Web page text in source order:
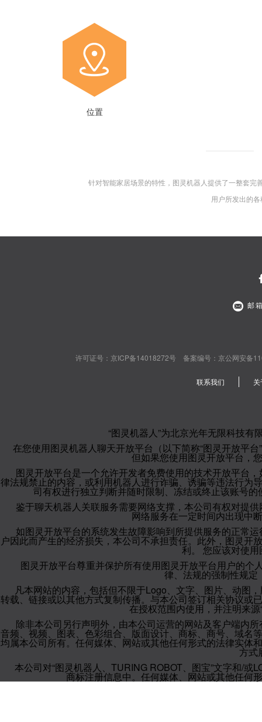
位置
针对智能家居场景的特性，图灵机器人提供了一整套
用户所发出的
邮
许可证号：京ICP备14018272号 备案编号：京公网安备
联系我们
“图灵机器人”为北京光年无限科技有
在您使用图灵机器人聊天开放平台（以下简称“图灵开放平
但如果您使用图灵开放平台，
图灵开放平台是一个允许开发者免费使用的技术开放平台
律法规禁止的内容，或利用机器人进行诈骗、诱骗等违法行为
司有权进行独立判断并随时限制、冻结或终止该账号
鉴于聊天机器人关联服务需要网络支撑，本公司有权对提
网络服务在一定时间内出现中
如图灵开放平台的系统发生故障影响到所提供服务的正常
户因此而产生的经济损失，本公司不承担责任。此外，图灵
利。 您应该对使
图灵开放平台尊重并保护所有使用图灵开放平台用户的
律、法规的强制性规
凡本网站的内容，包括但不限于Logo、文字、图片、动图
转载、链接或以其他方式复制传播。与本公司签订相关协议或
在授权范围内使用，并注明来源
除非本公司另行声明外，由本公司运营的网站及客户端内
音频、视频、图表、色彩组合、版面设计、商标、商号、域名
均属本公司所有。任何媒体、网站或其他任何形式的法律实体
方式
本公司对“图灵机器人、TURING ROBOT、图宝”文字和/
商标注册信息中。任何媒体、网站或其他任何